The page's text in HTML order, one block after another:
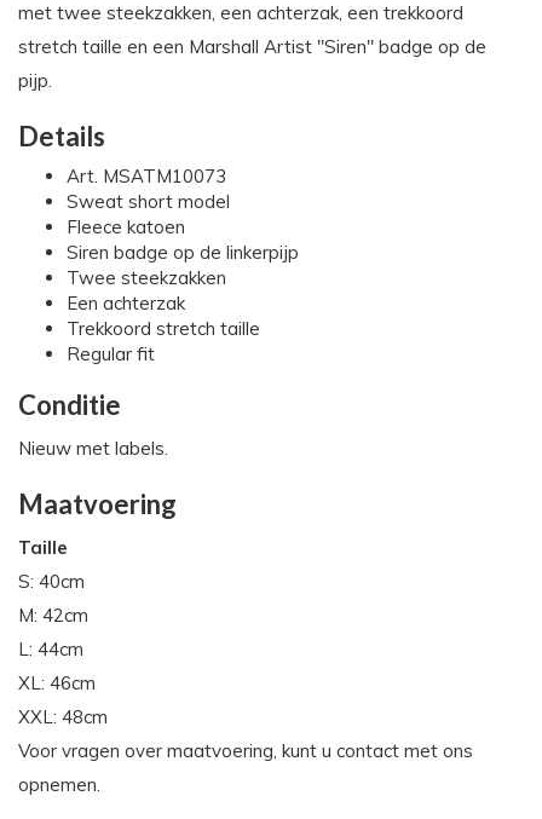
met twee steekzakken, een achterzak, een trekkoord
stretch taille en een Marshall Artist "Siren" badge op de
pijp.
Details
Art. MSATM10073
Sweat short model
Fleece katoen
Siren badge op de linkerpijp
Twee steekzakken
Een achterzak
Trekkoord stretch taille
Regular fit
Conditie
Nieuw met labels.
Maatvoering
Taille
S: 40cm
M: 42cm
L: 44cm
XL: 46cm
XXL: 48cm
Voor vragen over maatvoering, kunt u contact met ons
opnemen.